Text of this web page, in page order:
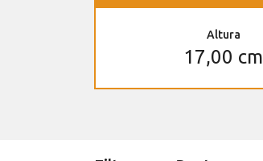
Altura
17,00 cm